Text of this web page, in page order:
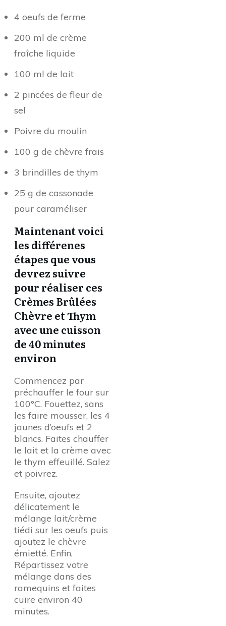
4 oeufs de ferme
200 ml de crème
fraîche liquide
100 ml de lait
2 pincées de fleur de
sel
Poivre du moulin
100 g de chèvre frais
3 brindilles de thym
25 g de cassonade
pour caraméliser
Maintenant voici
les différenes
étapes que vous
devrez suivre
pour réaliser ces
Crèmes Brûlées
Chèvre et Thym
avec une cuisson
de 40 minutes
environ
Commencez par
préchauffer le four sur
100°C. Fouettez, sans
les faire mousser, les 4
jaunes d’oeufs et 2
blancs. Faites chauffer
le lait et la crème avec
le thym effeuillé. Salez
et poivrez.
Ensuite, ajoutez
délicatement le
mélange lait/crème
tiédi sur les oeufs puis
ajoutez le chèvre
émietté. Enfin,
Répartissez votre
mélange dans des
ramequins et faites
cuire environ 40
minutes.